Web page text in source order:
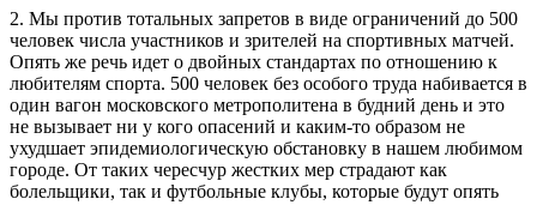
2. Мы против тотальных запретов в виде ограничений до 500
человек числа участников и зрителей на спортивных матчей.
Опять же речь идет о двойных стандартах по отношению к
любителям спорта. 500 человек без особого труда набивается в
один вагон московского метрополитена в будний день и это
не вызывает ни у кого опасений и каким-то образом не
ухудшает эпидемиологическую обстановку в нашем любимом
городе. От таких чересчур жестких мер страдают как
болельщики, так и футбольные клубы, которые будут опять